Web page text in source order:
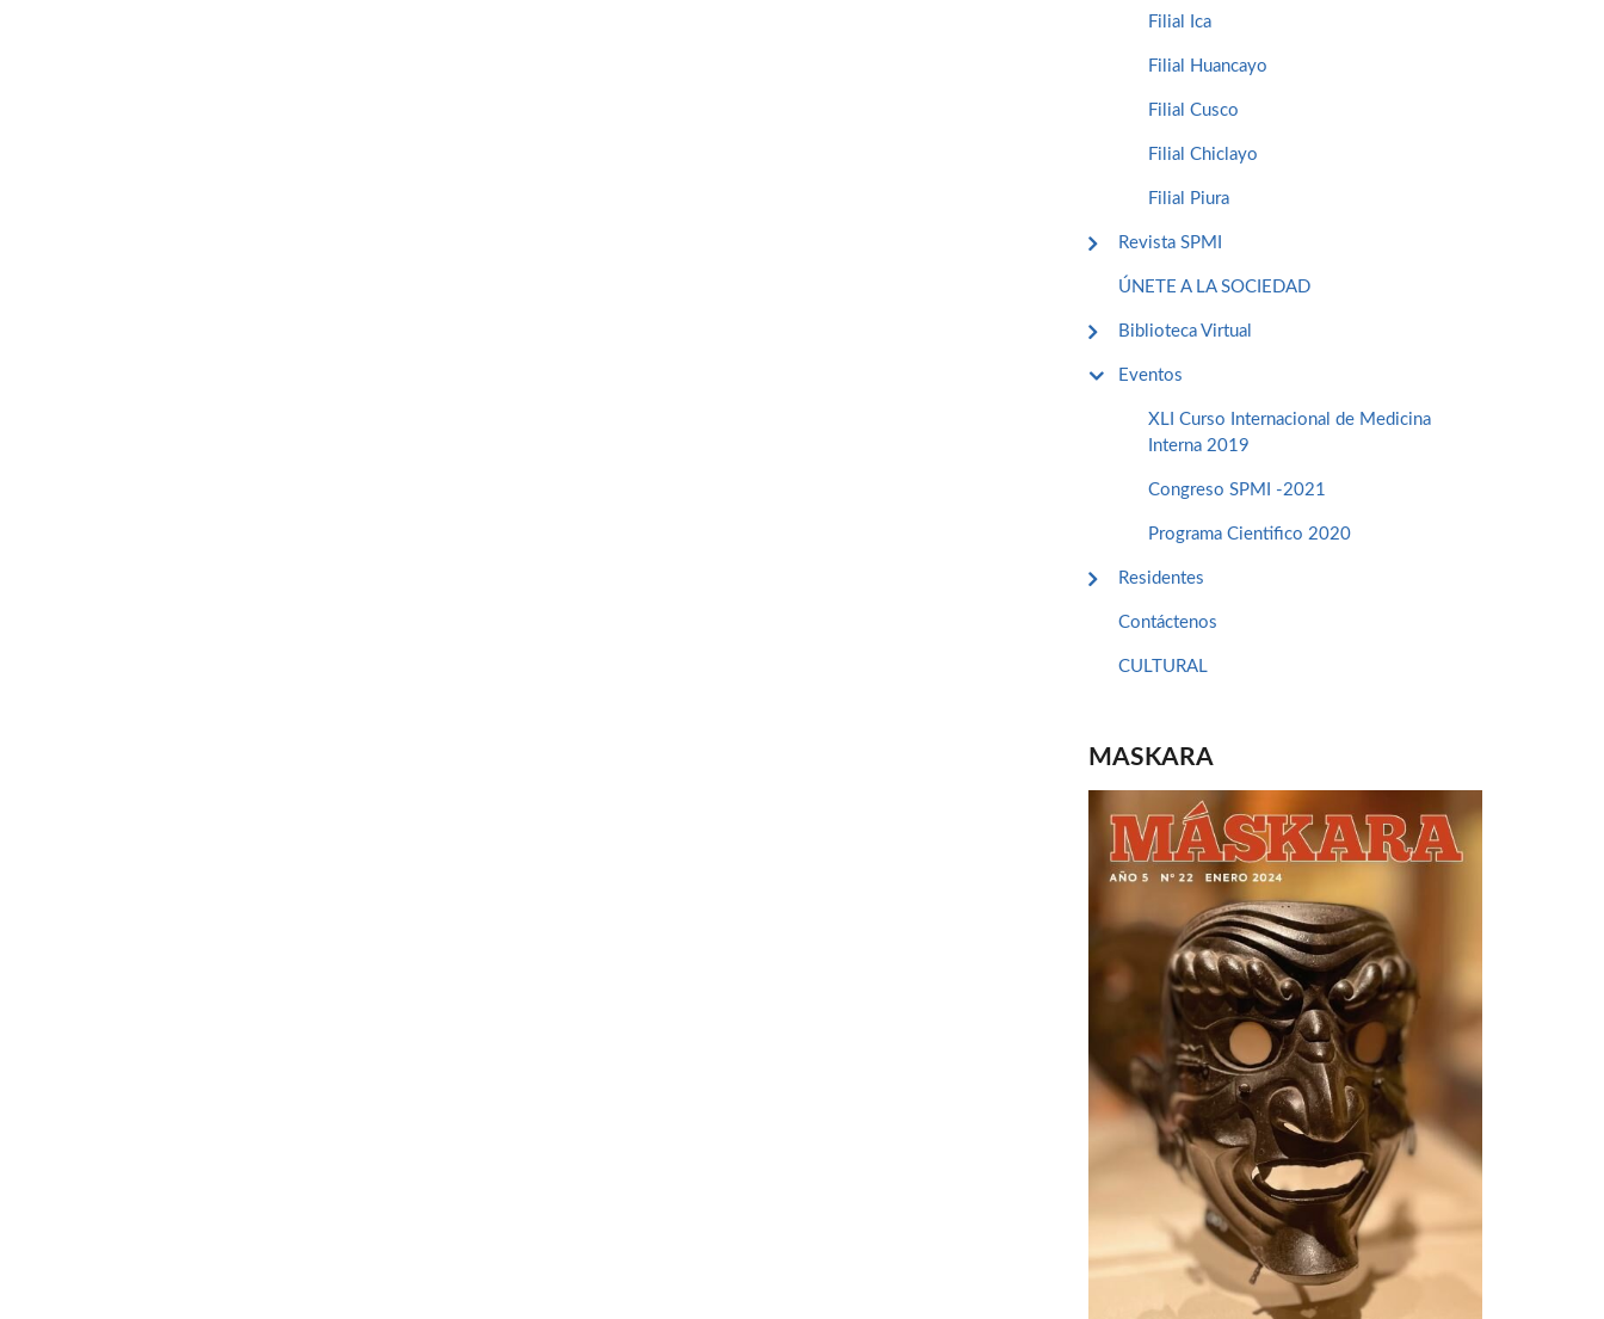
Filial Ica
Filial Huancayo
Filial Cusco
Filial Chiclayo
Filial Piura
Revista SPMI
ÚNETE A LA SOCIEDAD
Biblioteca Virtual
Eventos
XLI Curso Internacional de Medicina
Interna 2019
Congreso SPMI -2021
Programa Cientifico 2020
Residentes
Contáctenos
CULTURAL
MASKARA